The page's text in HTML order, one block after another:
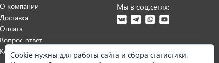
О компании
Доставка
Оплата
Вопрос-ответ
Контакты
Мы в соц.сетях:
Cookie нужны для работы сайта и сбора статистики.